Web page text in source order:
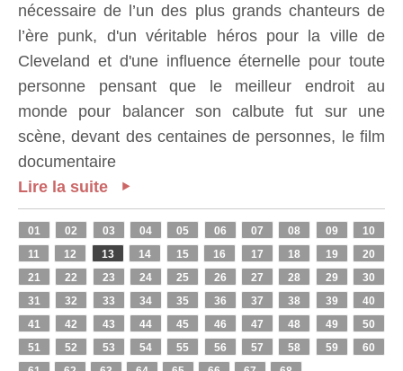
nécessaire de l’un des plus grands chanteurs de
l’ère punk, d'un véritable héros pour la ville de
Cleveland et d'une influence éternelle pour toute
personne pensant que le meilleur endroit au
monde pour balancer son calbute fut sur une
scène, devant des centaines de personnes, le film
documentaire
Lire la suite
01 02 03 04 05 06 07 08 09
10
11
12 13 14 15 16 17 18 19
20
21
22 23 24 25 26 27 28 29
30
31
32 33 34 35 36 37 38 39
40
41
42 43 44 45 46 47 48 49
50
51
52 53 54 55 56 57 58 59
60